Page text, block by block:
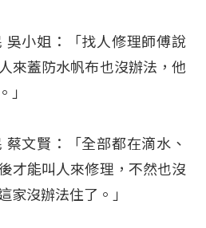
吳小姐：「找人修理師傅說
來蓋防水帆布也沒辦法，他
」
文賢：「全部都在滴水、
才能叫人來修理，不然也沒
家沒辦法住了。」